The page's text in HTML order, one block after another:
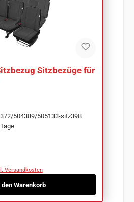
Sitzbezüge für
504389/505133-sitz398
Versandkosten
den Warenkorb